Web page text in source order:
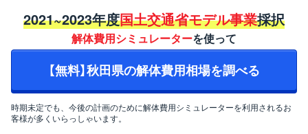
2021~2023年度国土交通省モデル事業採択
解体費用シミュレーターを使って
【無料】秋田県の解体費用相場を調べる
時期未定でも、今後の計画のために解体費用シミュレーターを利用されるお
客様が多くいらっしゃいます。